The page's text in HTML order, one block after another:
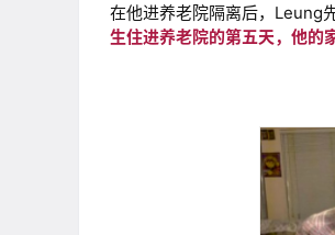
在他进养老院隔离后，Leung
生住进养老院的第五天，他的